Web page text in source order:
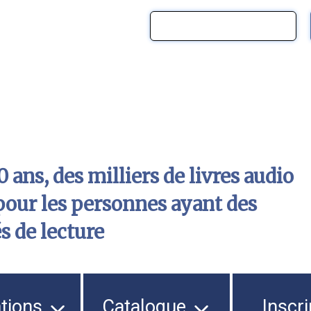
ans, des milliers de livres audio
les personnes ayant des
de lecture